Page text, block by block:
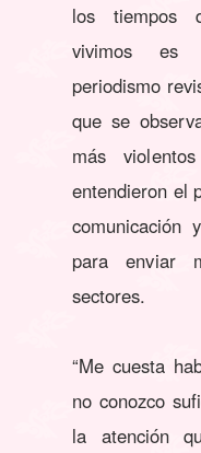
los tiempos
vivimos es
periodismo
que se
más
entendieron el
comunicación
para enviar
sectores.
“Me cuesta
no conozco
la atención